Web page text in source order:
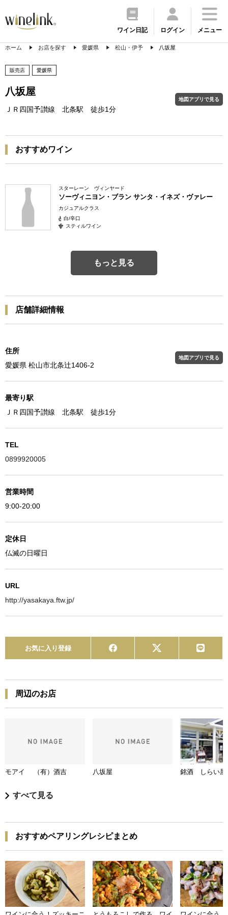
ワイン日記 ログイン メニュー
ホーム お店を探す 愛媛県 松山・伊予 八坂屋
販売店 愛媛県
八坂屋
ＪＲ四国予讃線 北条駅 徒歩1分
地図アプリで見る
おすすめワイン
スターレーン ヴィンヤード
ソーヴィニヨン・ブラン サンタ・イネズ・ヴァレー
カジュアルクラス
白/辛口
スティルワイン
もっと見る
店舗詳細情報
住所
愛媛県 松山市北条辻1406-2
地図アプリで見る
最寄り駅
ＪＲ四国予讃線 北条駅 徒歩1分
TEL
0899920005
営業時間
9:00-20:00
定休日
仏滅の日曜日
URL
http://yasakaya.ftw.jp/
お気に入り登録
周辺のお店
モアイ （有）酒吉 八坂屋 銘酒 しらい屋
すべて見る
おすすめペアリングレシピまとめ